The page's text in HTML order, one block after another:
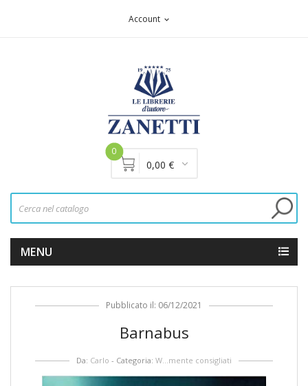
Account expand_more
0
0,00 €
MENU
Pubblicato il: 06/12/2021
Barnabus
Da: Carlo - Categoria: W...mente consigliati